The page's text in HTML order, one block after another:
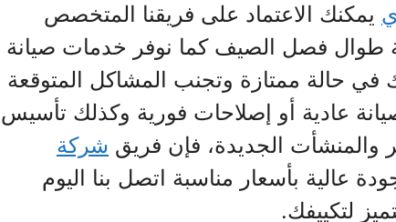
يمكنك الاعتماد على فريقنا المتخصص
طوال فصل الصيف كما نوفر خدمات صيانة
في حالة ممتازة وتجنب المشاكل المتوقعة
عادية أو إصلاحات فورية وكذلك تأسيس
والمنشأت الجديدة، فإن فريق شركة
عالية بأسعار مناسبة اتصل بنا اليوم
لتكييفك.